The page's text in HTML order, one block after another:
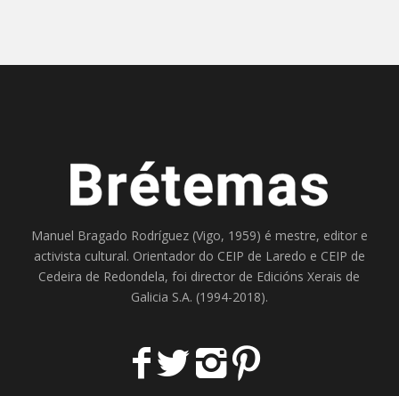
Manuel Bragado Rodríguez (Vigo, 1959) é mestre, editor e
activista cultural. Orientador do CEIP de Laredo e CEIP de
Cedeira de Redondela, foi director de Edicións Xerais de
Galicia S.A. (1994-2018).